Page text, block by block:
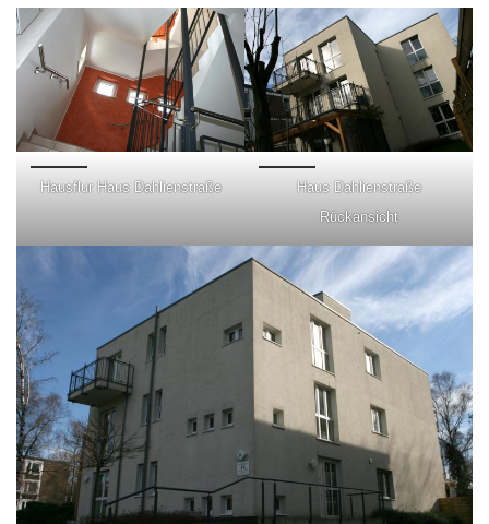
Hausflur Haus Dahlienstraße
Haus Dahlienstraße
Rückansicht